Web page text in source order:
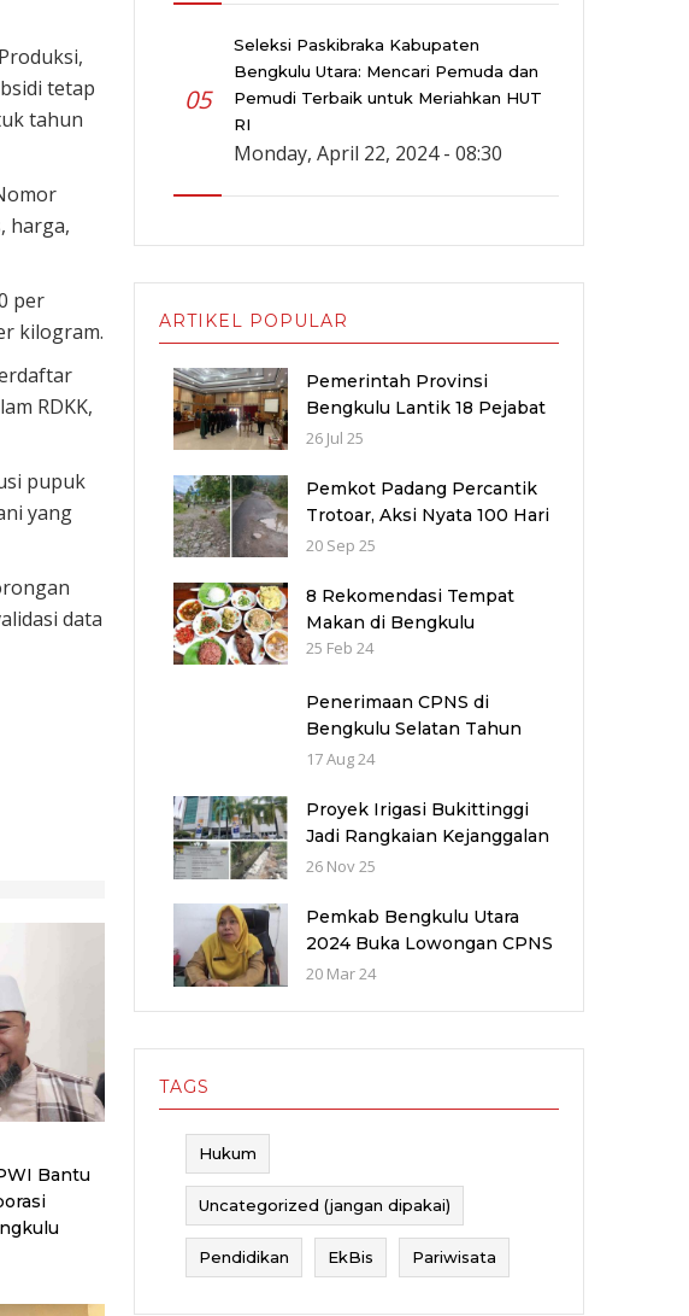
tetap
tahun
harga,
per
kilogram.
RDKK,
pupuk
yang
data
Bantu
05
Seleksi Paskibraka Kabupaten
Bengkulu Utara: Mencari Pemuda dan
Pemudi Terbaik untuk Meriahkan HUT
RI
Monday, April 22, 2024 - 08:30
ARTIKEL POPULAR
Pemerintah Provinsi
Bengkulu Lantik 18 Pejabat
Baru untuk Penyegaran
Pelayanan Publik
26 Jul 25
Pemkot Padang Percantik
Trotoar, Aksi Nyata 100 Hari
Kerja Fadly–Maigus Dan
Masyarakat pinggiran Kota
20 Sep 25
8 Rekomendasi Tempat
Makan di Bengkulu
25 Feb 24
Penerimaan CPNS di
Bengkulu Selatan Tahun
2024: Kuota dan Jadwal
17 Aug 24
Proyek Irigasi Bukittinggi
Jadi Rangkaian Kejanggalan
Proyek 56 Miliar di Bawah
provinsi Sumatra Barat
(WBS)
26 Nov 25
Pemkab Bengkulu Utara
2024 Buka Lowongan CPNS
dan PPPK dengan Jumlah
20 Mar 24
TAGS
Hukum
Uncategorized (jangan dipakai)
Pendidikan EkBis Pariwisata